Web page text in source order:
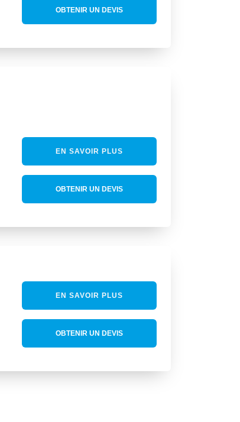
OBTENIR UN DEVIS
EN SAVOIR PLUS
OBTENIR UN DEVIS
EN SAVOIR PLUS
OBTENIR UN DEVIS